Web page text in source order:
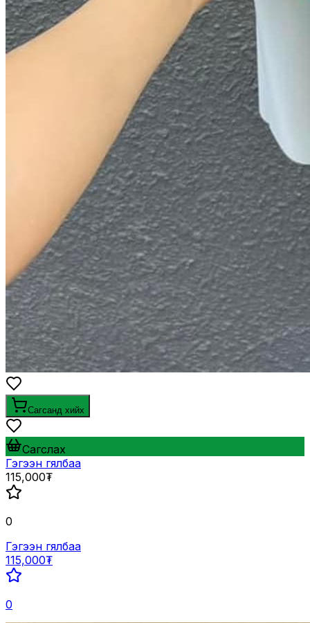
Сагсанд хийх
Сагслах
Гэгээн гялбаа
115,000₮
0
Гэгээн гялбаа
115,000₮
0